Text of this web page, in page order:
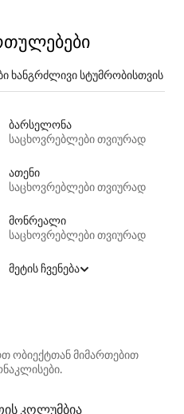
ხანგრძლივი სტუმრობისთვის
ბარსელონა
საცხოვრებლები თვიურად
ათენი
საცხოვრებლები თვიურად
მონრეალი
საცხოვრებლები თვიურად
მეტის ჩვენება
ობიექტთან მიმართებით
კოლუმბია